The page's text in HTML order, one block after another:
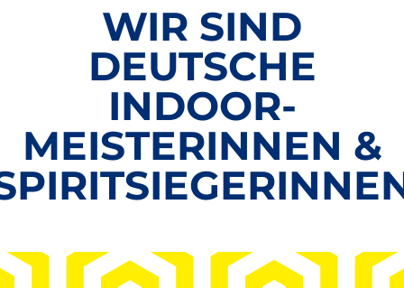
WIR SIND
DEUTSCHE
INDOOR-
MEISTERINNEN &